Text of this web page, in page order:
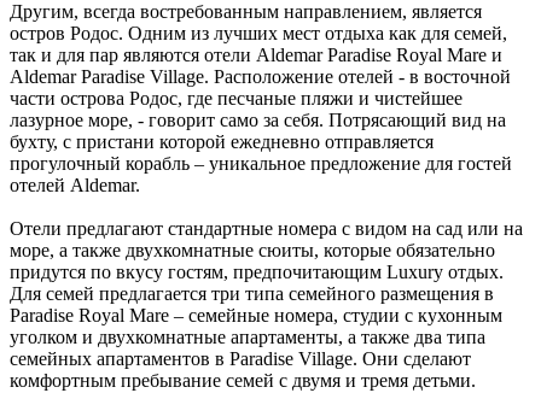
Другим, всегда востребованным направлением, является
остров Родос. Одним из лучших мест отдыха как для семей,
так и для пар являются отели Aldemar Paradise Royal Mare и
Aldemar Paradise Village. Расположение отелей - в восточной
части острова Родос, где песчаные пляжи и чистейшее
лазурное море, - говорит само за себя. Потрясающий вид на
бухту, с пристани которой ежедневно отправляется
прогулочный корабль – уникальное предложение для гостей
отелей Aldemar.
Отели предлагают стандартные номера с видом на сад или на
море, а также двухкомнатные сюиты, которые обязательно
придутся по вкусу гостям, предпочитающим Luxury отдых.
Для семей предлагается три типа семейного размещения в
Paradise Royal Mare – семейные номера, студии с кухонным
уголком и двухкомнатные апартаменты, а также два типа
семейных апартаментов в Paradise Village. Они сделают
комфортным пребывание семей с двумя и тремя детьми.